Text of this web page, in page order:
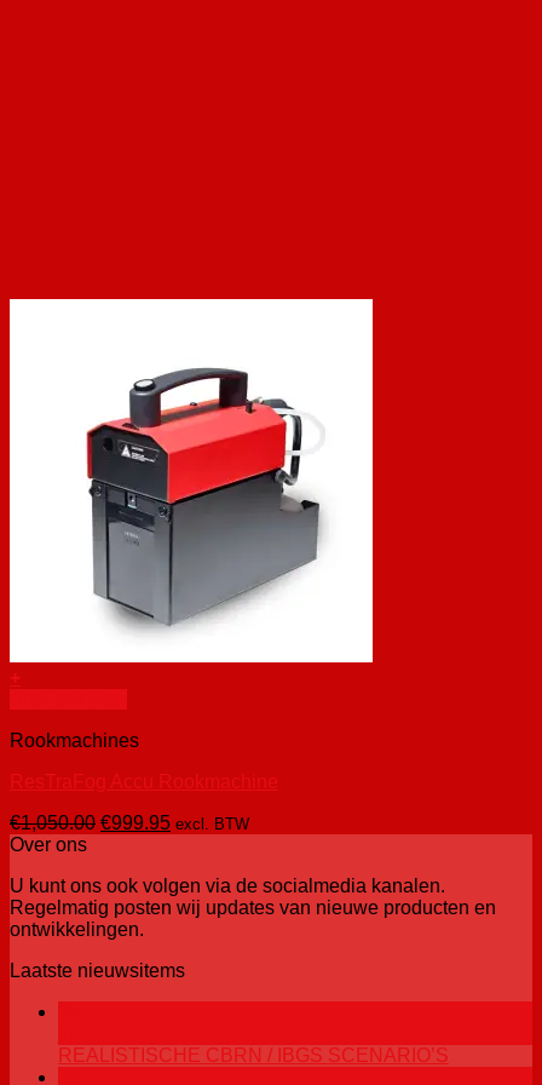
+
Rookmachines
ResTraFog Accu Rookmachine
€1,050.00 Oorspronkelijke
€1,050.00.
€999.95Huidige
€999.95.
excl. BTW
Over ons
U kunt ons ook volgen via de socialmedia kanalen.
Regelmatig posten wij updates van nieuwe producten en
ontwikkelingen.
Laatste nieuwsitems
REALISTISCHE CBRN / IBGS SCENARIO’S